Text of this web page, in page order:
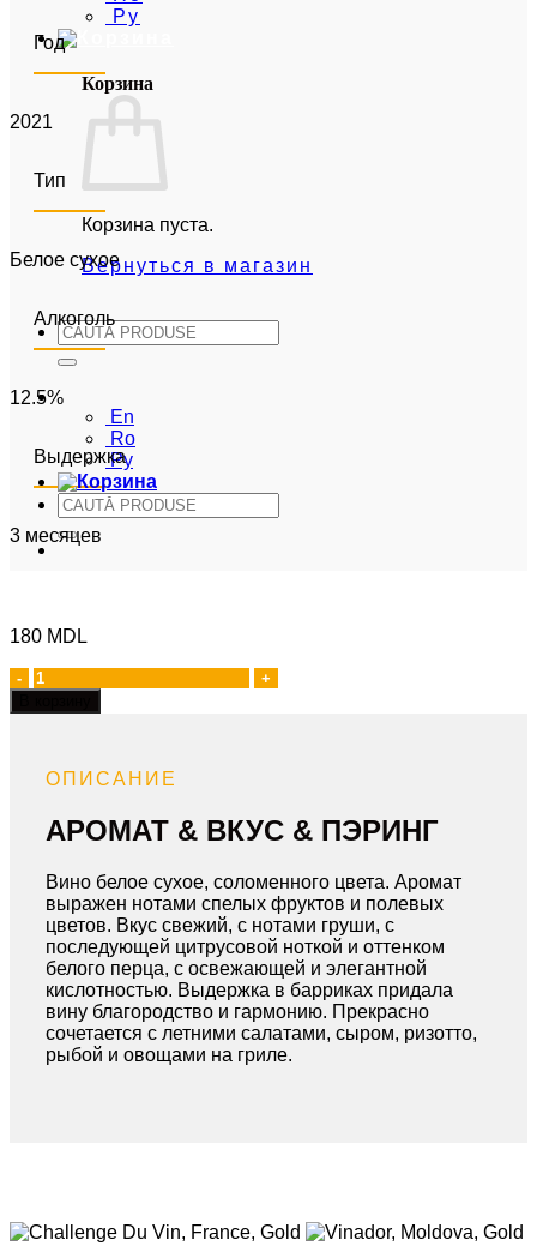
Ру
Корзина
Корзина пуста.
Вернуться в магазин
Искать:
Ру
En
Ro
Ру
Искать:
Год
2021
Тип
Белое сухое
Алкоголь
12.5%
Выдержка
3 месяцев
180 MDL
Количество
товара
Chardonnay
ОПИСАНИЕ
АРОМАТ & ВКУС & ПЭРИНГ
Вино белое сухое, соломенного цвета. Аромат
выражен нотами спелых фруктов и полевых
цветов. Вкус свежий, с нотами груши, с
последующей цитрусовой ноткой и оттенком
белого перца, с освежающей и элегантной
кислотностью. Выдержка в барриках придала
вину благородство и гармонию. Прекрасно
сочетается с летними салатами, сыром, ризотто,
рыбой и овощами на гриле.